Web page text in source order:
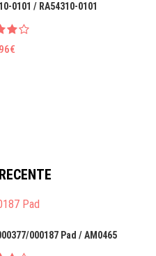
0101 / RA54310-0101
000187 Pad / AM0465